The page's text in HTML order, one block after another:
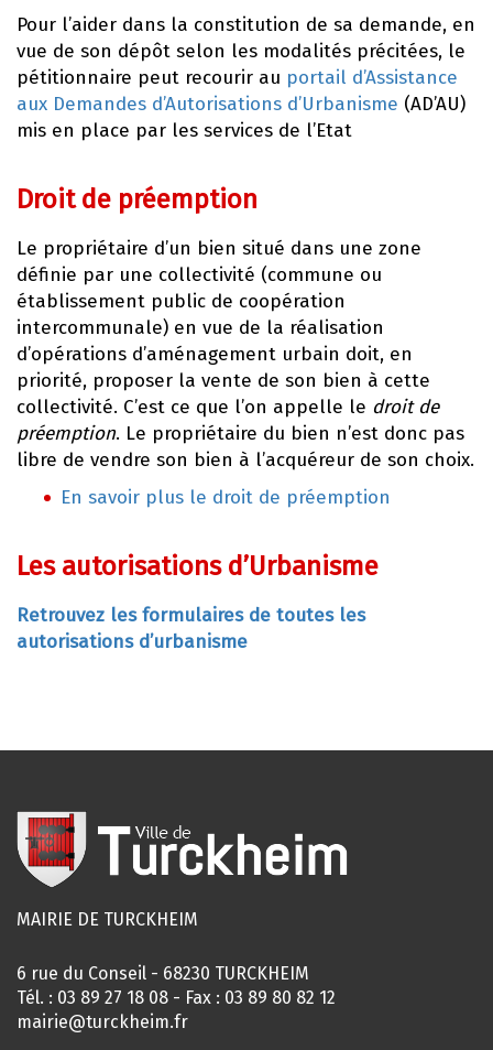
Pour l’aider dans la constitution de sa demande, en
vue de son dépôt selon les modalités précitées, le
pétitionnaire peut recourir au portail d’Assistance
aux Demandes d’Autorisations d’Urbanisme (AD’AU)
mis en place par les services de l’Etat
Droit de préemption
Le propriétaire d’un bien situé dans une zone
définie par une collectivité (commune ou
établissement public de coopération
intercommunale) en vue de la réalisation
d’opérations d’aménagement urbain doit, en
priorité, proposer la vente de son bien à cette
collectivité. C’est ce que l’on appelle le droit de
préemption. Le propriétaire du bien n’est donc pas
libre de vendre son bien à l’acquéreur de son choix.
En savoir plus le droit de préemption
Les autorisations d’Urbanisme
Retrouvez les formulaires de toutes les
autorisations d’urbanisme
MAIRIE DE TURCKHEIM
6 rue du Conseil - 68230 TURCKHEIM
Tél. : 03 89 27 18 08 - Fax : 03 89 80 82 12
mairie@turckheim.fr